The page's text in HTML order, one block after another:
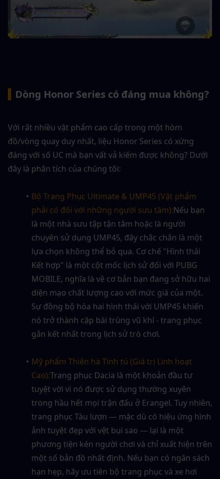
Dòng Honor Series có đáng mua không?
Với rất nhiều vật phẩm cao cấp trong một hòm
đồ/vòng quay duy nhất, liệu Honor Series có xứng
đáng với số UC mà bạn vất vả kiếm được không? Dưới
đây là phân tích của chúng tôi:
Bộ Trang Phục Ultimate & UMP45 (Vật phẩm
phải có đối với những người sưu tầm):Nếu bạn
là một nhà sưu tập tận tâm hoặc là người
chuyên sử dụng UMP45, đây chắc chắn là một
lựa chọn không thể bỏ qua. Cơ chế "Hình thái
Kết hợp" là một cột mốc lịch sử đối với PUBG
MOBILE, nghĩa là về cơ bản bạn đang sở hữu hai
diện mạo chất lượng cao với mức giá của một.
Sự đồng bộ hóa hai hình thái với UMP45 khiến
nó trở thành cặp bài trùng vũ khí - trang phục
gắn kết nhất trong lịch sử trò chơi.
Mỹ phẩm Thiên hà Tinh tú (Giá trị Linh hoạt
Cao):Trang phục Dacia là một khoản đầu tư
tuyệt vời vì nó được sử dụng thường xuyên
trong hầu hết mọi trận đấu ở Erangel. Tuy nhiên,
trang phục Tàu lượn — mặc dù có hiệu ứng hình
ảnh tuyệt đẹp với vệt bụi sao — lại là một
phương tiện kén người chơi và chỉ xuất hiện trên
một số bản đồ nhất định. Nếu bạn có ngân sách
hạn hẹp, hãy ưu tiên bộ trang phục và xe hơi